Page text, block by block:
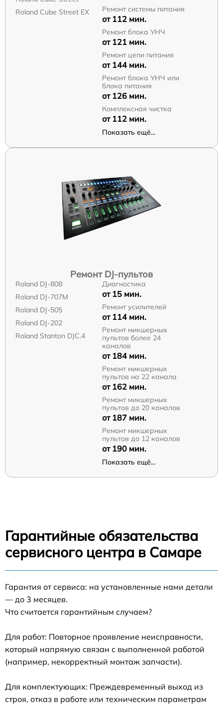
Roland Cube Street EX
Ремонт системы питания
от 112 мин.
Ремонт блока УНЧ
от 121 мин.
Ремонт цепи питания
от 144 мин.
Ремонт блока УНЧ или
блока питания
от 126 мин.
Комплексная чистка
от 112 мин.
Показать ещё...
Ремонт DJ-пультов
Roland DJ-808
Roland DJ-707M
Roland DJ-505
Roland DJ-202
Roland Stanton DJC.4
Диагностика
от 15 мин.
Ремонт усилителей
от 114 мин.
Ремонт микшерных
пультов более 24
каналов
от 184 мин.
Ремонт микшерных
пультов на 22 канала
от 162 мин.
Ремонт микшерных
пультов до 20 каналов
от 187 мин.
Ремонт микшерных
пультов до 12 каналов
от 190 мин.
Показать ещё...
Гарантийные обязательства
сервисного центра в Самаре
Гарантия от сервиса: на установленные нами детали
— до 3 месяцев.
Что считается гарантийным случаем?
Для работ: Повторное проявление неисправности,
который напрямую связан с выполненной работой
(например, некорректный монтаж запчасти).
Для комплектующих: Преждевременный выход из
строя, отказ в работе или техническим параметрам